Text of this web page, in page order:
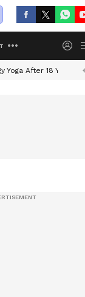
Yoga After 18 Years